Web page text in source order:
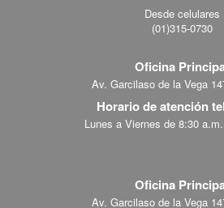
Desde celulares
(01)315-0730
Oficina
Av. Garcilaso de la Vega
Horario de atención
Lunes a Viernes de 8:30
Oficina
Av. Garcilaso de la Vega